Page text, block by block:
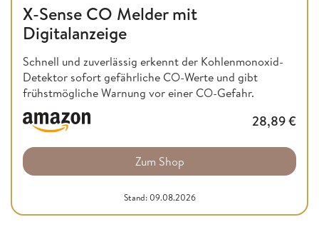
X-Sense CO Melder mit
Digitalanzeige
Schnell und zuverlässig erkennt der Kohlenmonoxid-
Detektor sofort gefährliche CO-Werte und gibt
frühstmögliche Warnung vor einer CO-Gefahr.
28,89€
Zum Shop
Stand: 09.08.2026